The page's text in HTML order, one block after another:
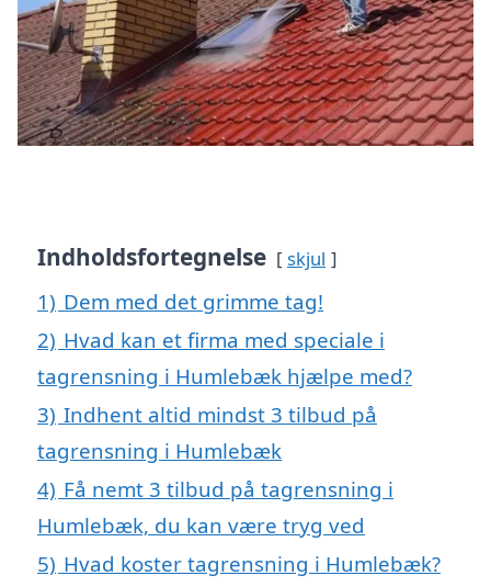
Indholdsfortegnelse skjul
1) Dem med det grimme tag!
2) Hvad kan et firma med speciale i
tagrensning i Humlebæk hjælpe med?
3) Indhent altid mindst 3 tilbud på
tagrensning i Humlebæk
4) Få nemt 3 tilbud på tagrensning i
Humlebæk, du kan være tryg ved
5) Hvad koster tagrensning i Humlebæk?